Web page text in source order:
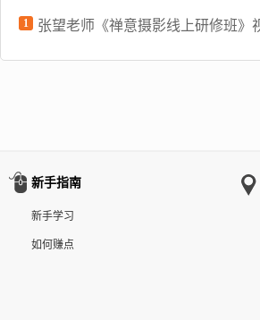
1 张望老师《禅意摄影线上研修班》
新手指南
新手学习
如何赚点